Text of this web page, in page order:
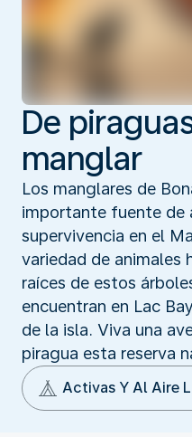
De
manglar
Los manglares de
importante fuente de
supervivencia en el
variedad de animales
raíces de estos
encuentran en Lac
de la isla. Viva una
piragua esta reserva
Activas Y Al Aire